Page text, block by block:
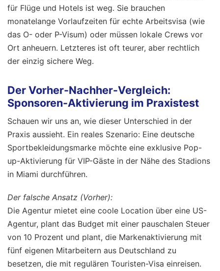
für Flüge und Hotels ist weg. Sie brauchen
monatelange Vorlaufzeiten für echte Arbeitsvisa (wie
das O- oder P-Visum) oder müssen lokale Crews vor
Ort anheuern. Letzteres ist oft teurer, aber rechtlich
der einzig sichere Weg.
Der Vorher-Nachher-Vergleich:
Sponsoren-Aktivierung im Praxistest
Schauen wir uns an, wie dieser Unterschied in der
Praxis aussieht. Ein reales Szenario: Eine deutsche
Sportbekleidungsmarke möchte eine exklusive Pop-
up-Aktivierung für VIP-Gäste in der Nähe des Stadions
in Miami durchführen.
Der falsche Ansatz (Vorher):
Die Agentur mietet eine coole Location über eine US-
Agentur, plant das Budget mit einer pauschalen Steuer
von 10 Prozent und plant, die Markenaktivierung mit
fünf eigenen Mitarbeitern aus Deutschland zu
besetzen, die mit regulären Touristen-Visa einreisen.